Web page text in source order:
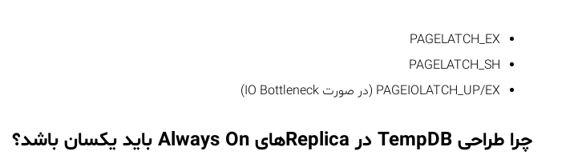
PAGELATCH_EX
PAGELATCH_SH
PAGEIOLATCH_UP/EX (در صورت IO Bottleneck)
چرا طراحی TempDB در Replicaهای Always On باید یکسان باشد؟